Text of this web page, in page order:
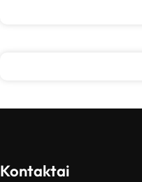
Kontaktai